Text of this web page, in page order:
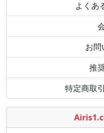
よくあ
お問
推
特定商取